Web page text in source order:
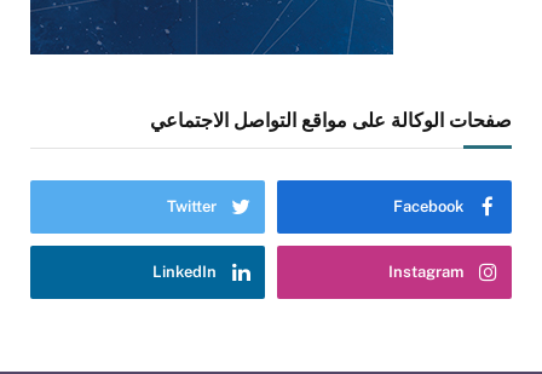
صفحات الوكالة على مواقع التواصل الاجتماعي
Facebook
Twitter
Instagram
LinkedIn